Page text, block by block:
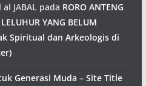
JABAL pada RORO ANTENG
LELUHUR YANG BELUM
Spiritual dan Arkeologis di
Generasi Muda – Site Title